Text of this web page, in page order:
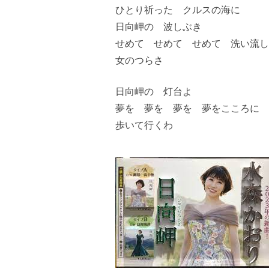
ひとり祈った クルスの海に
日向岬の 波しぶき
せめて せめて せめて 洗い流
女のつらさ
日向岬の 灯台よ
夢を 夢を 夢を 夢をこころに
歩いて行くわ